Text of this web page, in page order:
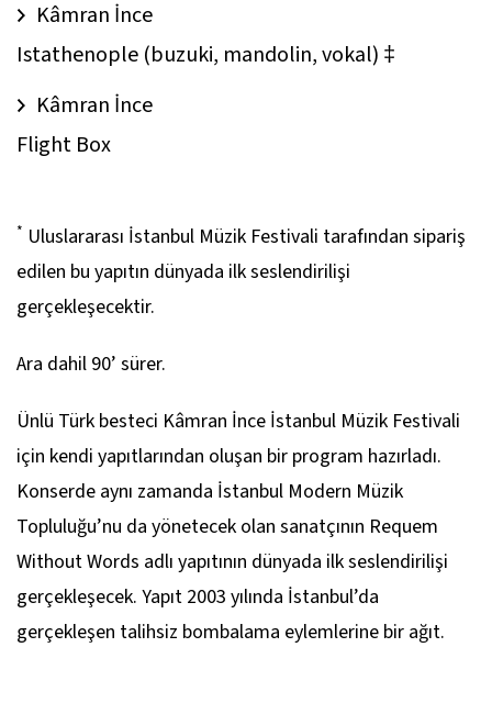
Kâmran İnce
Istathenople (buzuki, mandolin, vokal) ‡
Kâmran İnce
Flight Box
* Uluslararası İstanbul Müzik Festivali tarafından sipariş
edilen bu yapıtın dünyada ilk seslendirilişi
gerçekleşecektir.
Ara dahil 90’ sürer.
Ünlü Türk besteci Kâmran İnce İstanbul Müzik Festivali
için kendi yapıtlarından oluşan bir program hazırladı.
Konserde aynı zamanda İstanbul Modern Müzik
Topluluğu’nu da yönetecek olan sanatçının Requem
Without Words adlı yapıtının dünyada ilk seslendirilişi
gerçekleşecek. Yapıt 2003 yılında İstanbul’da
gerçekleşen talihsiz bombalama eylemlerine bir ağıt.